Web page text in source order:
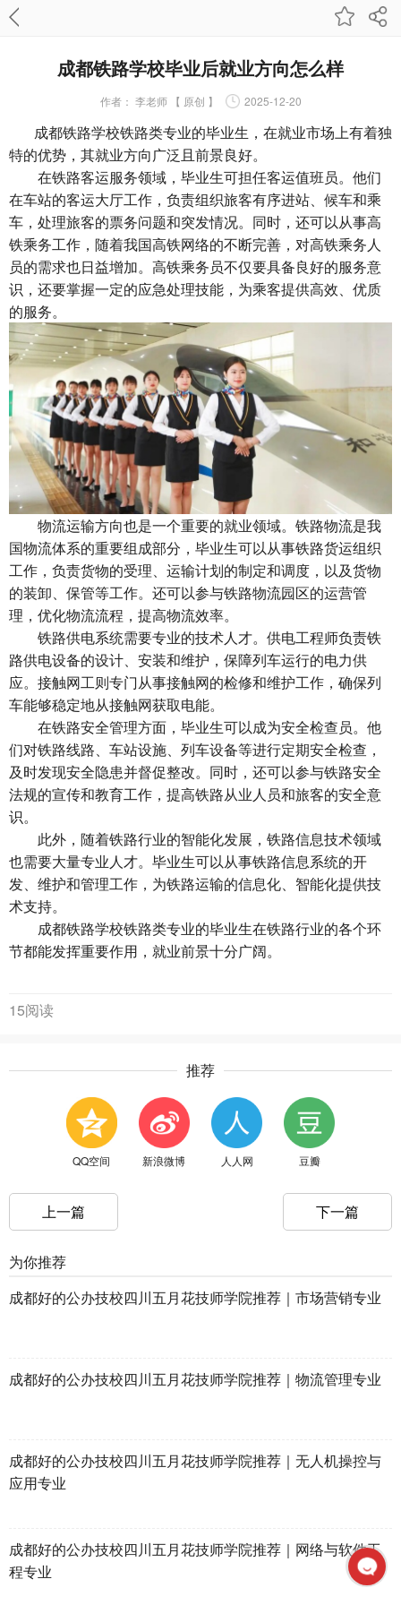
成都铁路学校毕业后就业方向怎么样
作者： 李老师 【 原创 】 2025-12-20
成都铁路学校铁路类专业的毕业生，在就业市场上有着独
特的优势，其就业方向广泛且前景良好。
在铁路客运服务领域，毕业生可担任客运值班员。他们
在车站的客运大厅工作，负责组织旅客有序进站、候车和乘
车，处理旅客的票务问题和突发情况。同时，还可以从事高
铁乘务工作，随着我国高铁网络的不断完善，对高铁乘务人
员的需求也日益增加。高铁乘务员不仅要具备良好的服务意
识，还要掌握一定的应急处理技能，为乘客提供高效、优质
的服务。
物流运输方向也是一个重要的就业领域。铁路物流是我
国物流体系的重要组成部分，毕业生可以从事铁路货运组织
工作，负责货物的受理、运输计划的制定和调度，以及货物
的装卸、保管等工作。还可以参与铁路物流园区的运营管
理，优化物流流程，提高物流效率。
铁路供电系统需要专业的技术人才。供电工程师负责铁
路供电设备的设计、安装和维护，保障列车运行的电力供
应。接触网工则专门从事接触网的检修和维护工作，确保列
车能够稳定地从接触网获取电能。
在铁路安全管理方面，毕业生可以成为安全检查员。他
们对铁路线路、车站设施、列车设备等进行定期安全检查，
及时发现安全隐患并督促整改。同时，还可以参与铁路安全
法规的宣传和教育工作，提高铁路从业人员和旅客的安全意
识。
此外，随着铁路行业的智能化发展，铁路信息技术领域
也需要大量专业人才。毕业生可以从事铁路信息系统的开
发、维护和管理工作，为铁路运输的信息化、智能化提供技
术支持。
成都铁路学校铁路类专业的毕业生在铁路行业的各个环
节都能发挥重要作用，就业前景十分广阔。
15阅读
推荐
QQ空间 新浪微博 人人网 豆瓣
上一篇 下一篇
为你推荐
成都好的公办技校四川五月花技师学院推荐｜市场营销专业
成都好的公办技校四川五月花技师学院推荐｜物流管理专业
成都好的公办技校四川五月花技师学院推荐｜无人机操控与
应用专业
成都好的公办技校四川五月花技师学院推荐｜网络与软件工
程专业